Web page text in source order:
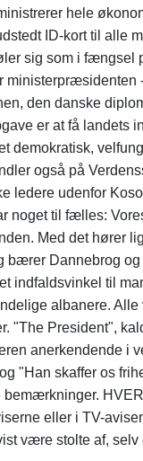
hele
ID-kort til alle
sig som i fængsel
ministerpræsidenten
den danske
er at få landets
demokratisk,
også på
ledere udenfor
noget til fælles:
Med det hører
bærer Dannebrog
indfaldsvinkel til
albanere. Alle
"The President",
anerkendende i
"Han skaffer os
bemærkninger.
eller i TV-
være stolte af, selv